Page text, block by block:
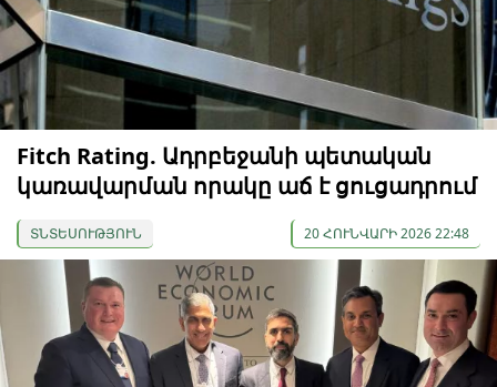
Fitch Rating. Ադրբեջանի պետական
կառավարման որակը աճ է ցուցադրում
ՏՆՏԵՍՈՒԹՅՈՒՆ 20 ՀՈՒՆՎԱՐԻ 2026 22:48